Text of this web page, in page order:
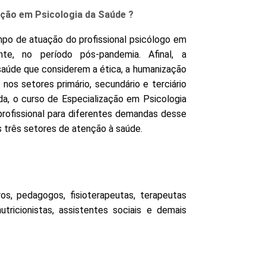
em Psicologia da Saúde ?
de atuação do profissional psicólogo em
no período pós-pandemia. Afinal, a
que considerem a ética, a humanização
setores primário, secundário e terciário
o curso de Especialização em Psicologia
para diferentes demandas desse
setores de atenção à saúde.
pedagogos, fisioterapeutas, terapeutas
assistentes sociais e demais